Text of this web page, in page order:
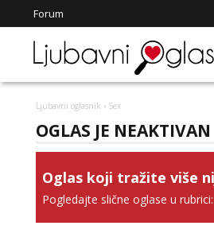
Forum
Ljubavni oglasnik › Sex
OGLAS JE NEAKTIVAN
Oglas koji tražite više
Pogledajte slične oglase u rubrici: